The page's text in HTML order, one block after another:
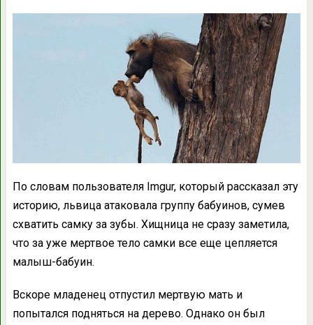
По словам пользователя Imgur, который рассказал эту
историю, львица атаковала группу бабуинов, сумев
схватить самку за зубы. Хищница не сразу заметила,
что за уже мертвое тело самки все еще цепляется
малыш-бабуин.
Вскоре младенец отпустил мертвую мать и
попытался подняться на дерево. Однако он был